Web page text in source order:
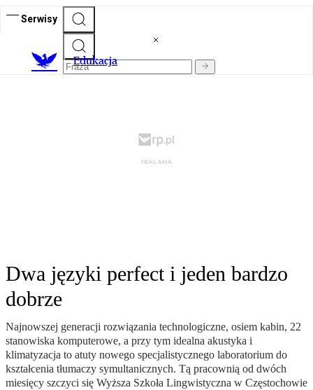
Serwisy
Edukacja
Dwa języki perfect i jeden bardzo
dobrze
Najnowszej generacji rozwiązania technologiczne, osiem kabin, 22
stanowiska komputerowe, a przy tym idealna akustyka i
klimatyzacja to atuty nowego specjalistycznego laboratorium do
kształcenia tłumaczy symultanicznych. Tą pracownią od dwóch
miesięcy szczyci się Wyższa Szkoła Lingwistyczna w Częstochowie